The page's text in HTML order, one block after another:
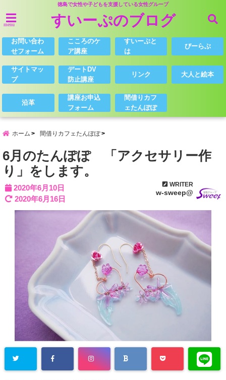
徳島で女性や子どもを支援している女性グループ
menu すいーぷのブログ
お問い合わ
せフォーム
こころのケ
ア講座
すいーぷと
は
びーらぶ
サイトマッ
プ
デートDV
防止講座
リンク 大人と絵本
沿革
講座お申込
フォーム
間借りカフ
ェたんぽぽ
ホーム 間借りカフェたんぽぽ
6月のたんぽぽ 「アクセサリー作
り」をします。
2020年6月10日
2020年6月16日
WRITER
w-sweep@